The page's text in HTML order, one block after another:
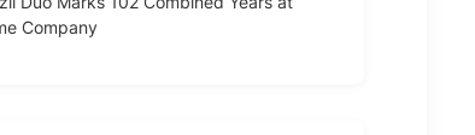
Company